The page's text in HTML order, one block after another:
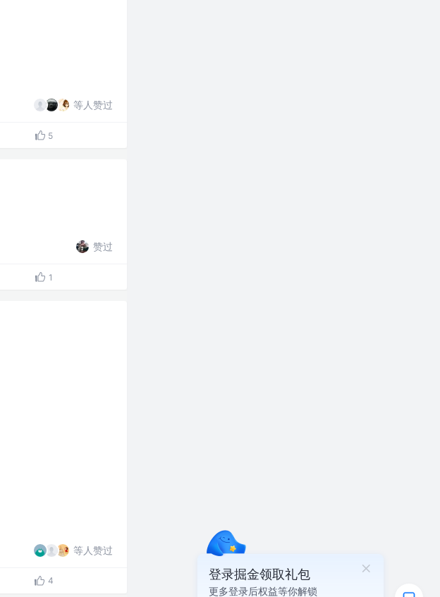
等人赞过
5
赞过
1
等人赞过
4 登录掘金领取礼包
更多登录后权益等你解锁